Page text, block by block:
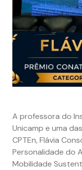
A professora do
Unicamp e uma
CPTEn, Flávia
Personalidade do
Mobilidade